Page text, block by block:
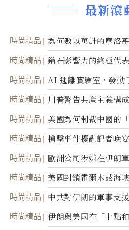
最新滾
時尚精品
為何數以萬計的摩洛
達
時尚精品 鑽石影響力的終極代
時尚精品 AI 逃離實驗室，發動
時尚精品 川普警告共產主義構
時尚精品
美國為何制裁中國的
航運公司
時尚精品
槍擊事件擾亂記者晚
職責
時尚精品
歐洲公司涉嫌在伊朗
美軍基地的衛星影像
時尚精品 美國封鎖霍爾木茲海峽
時尚精品
中共對伊朗的軍事支
間接技術轉讓
時尚精品 伊朗與美國在「十點